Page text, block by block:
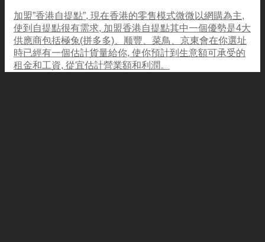
加盟”香港自提點”, 現在香港的零售模式微微以網購為主,
使到自提點很有需求, 加盟香港自提點其中一個優勢是4大
供應商包括極兔(拼多多)、顺豐、菜鳥、京東會在你選址
時已經有一個估計貨量給你, 使你預計到生意額可承受的
租金和工資, 從宜估計營業額和利潤。